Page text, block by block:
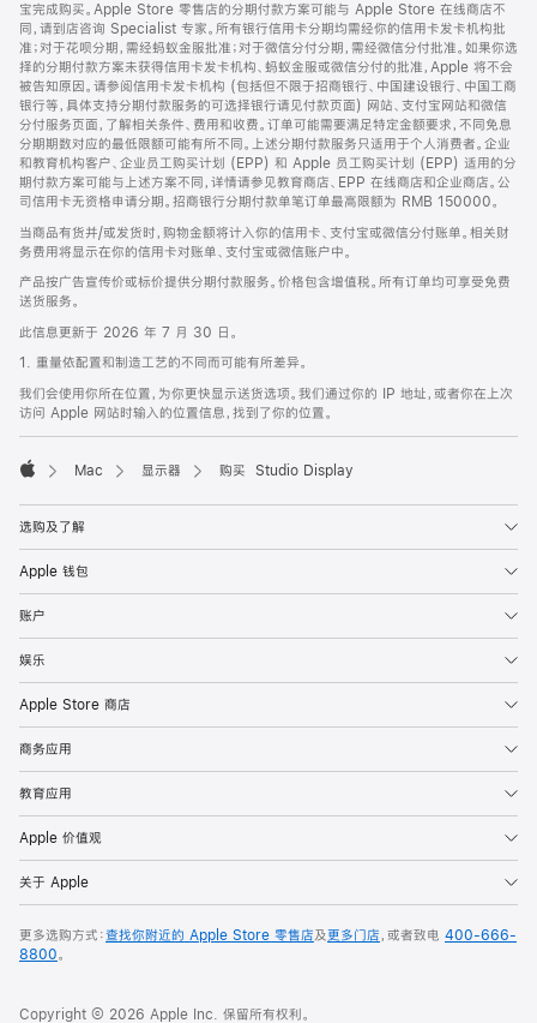
宝完成购买。Apple Store 零售店的分期付款方案可能与 Apple Store 在线商店不
同，请到店咨询 Specialist 专家。所有银行信用卡分期均需经你的信用卡发卡机构批
准；对于花呗分期，需经蚂蚁金服批准；对于微信分付分期，需经微信分付批准。如果你选
择的分期付款方案未获得信用卡发卡机构、蚂蚁金服或微信分付的批准，Apple 将不会
被告知原因。请参阅信用卡发卡机构 (包括但不限于招商银行、中国建设银行、中国工商
银行等，具体支持分期付款服务的可选择银行请见付款页面) 网站、支付宝网站和微信
分付服务页面，了解相关条件、费用和收费。订单可能需要满足特定金额要求，不同免息
分期期数对应的最低限额可能有所不同。上述分期付款服务只适用于个人消费者。企业
和教育机构客户、企业员工购买计划 (EPP) 和 Apple 员工购买计划 (EPP) 适用的分
期付款方案可能与上述方案不同，详情请参见教育商店、EPP 在线商店和企业商店。公
司信用卡无资格申请分期。招商银行分期付款单笔订单最高限额为 RMB 150000。
当商品有货并/或发货时，购物金额将计入你的信用卡、支付宝或微信分付账单。相关财
务费用将显示在你的信用卡对账单、支付宝或微信账户中。
产品按广告宣传价或标价提供分期付款服务。价格包含增值税。所有订单均可享受免费
送货服务。
此信息更新于 2026 年 7 月 30 日。
1. 重量依配置和制造工艺的不同而可能有所差异。
我们会使用你所在位置，为你更快显示送货选项。我们通过你的 IP 地址，或者你在上次
访问 Apple 网站时输入的位置信息，找到了你的位置。
Mac 显示器 购买 Studio Display
选购及了解
Apple 钱包
账户
娱乐
Apple Store 商店
商务应用
教育应用
Apple 价值观
关于 Apple
更多选购方式：查找你附近的 Apple Store 零售店及更多门店，或者致电 400-666-
8800。
Copyright © 2026 Apple Inc. 保留所有权利。